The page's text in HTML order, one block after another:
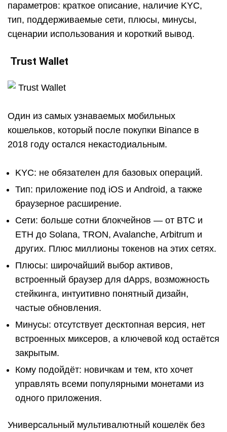
параметров: краткое описание, наличие KYC,
тип, поддерживаемые сети, плюсы, минусы,
сценарии использования и короткий вывод.
Trust Wallet
Один из самых узнаваемых мобильных
кошельков, который после покупки Binance в
2018 году остался некастодиальным.
KYC: не обязателен для базовых операций.
Тип: приложение под iOS и Android, а также
браузерное расширение.
Сети: больше сотни блокчейнов — от BTC и
ETH до Solana, TRON, Avalanche, Arbitrum и
других. Плюс миллионы токенов на этих сетях.
Плюсы: широчайший выбор активов,
встроенный браузер для dApps, возможность
стейкинга, интуитивно понятный дизайн,
частые обновления.
Минусы: отсутствует десктопная версия, нет
встроенных миксеров, а ключевой код остаётся
закрытым.
Кому подойдёт: новичкам и тем, кто хочет
управлять всеми популярными монетами из
одного приложения.
Универсальный мультивалютный кошелёк без